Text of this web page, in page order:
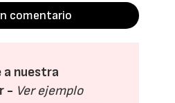
comentario
a nuestra
- Ver ejemplo